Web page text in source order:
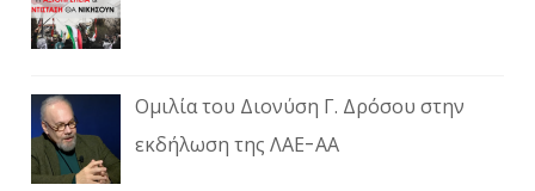
Ομιλία του Διονύση Γ. Δρόσου στην
εκδήλωση της ΛΑΕ-ΑΑ